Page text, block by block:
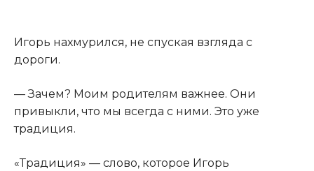
Игорь нахмурился, не спуская взгляда с
дороги.
— Зачем? Моим родителям важнее. Они
привыкли, что мы всегда с ними. Это уже
традиция.
«Традиция» — слово, которое Игорь